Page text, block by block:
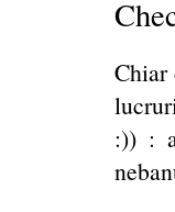
Chiar
:)) :